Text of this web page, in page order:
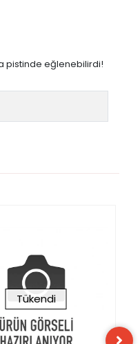
pistinde eğlenebilirdi!
Tükendi